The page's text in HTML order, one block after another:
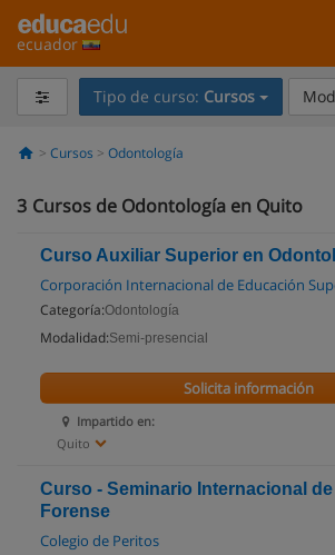
ecuador
Tipo de curso: Cursos
Cursos Odontología
3 Cursos de Odontología en Quito
Curso Auxiliar Superior en
Corporación Internacional de Educación
Categoría:Odontología
Modalidad:Semi-presencial
Impartido en:
Quito
Solicita información
Curso - Seminario Internacional
Forense
Colegio de Peritos